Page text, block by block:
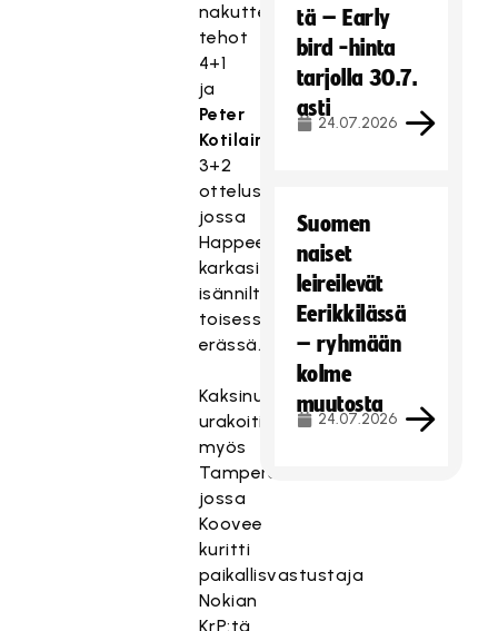
nakutteli
tehot
4+1
ja
Peter
Kotilainen
3+2
ottelussa,
jossa
Happee
karkasi
isänniltä
toisessa
erässä.
Kaksinumeroiset
urakoitiin
myös
Tampereella,
jossa
Koovee
kuritti
paikallisvastustaja
Nokian
KrP:tä
tä – Early
bird -hinta
tarjolla 30.7.
asti
24.07.2026
Suomen
naiset
leireilevät
Eerikkilässä
– ryhmään
kolme
muutosta
24.07.2026